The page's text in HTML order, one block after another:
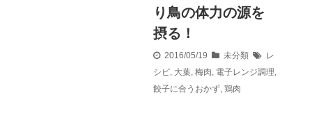
り鳥の体力の源を
摂る！
2016/05/19 未分類
レ
シピ 大葉 梅肉 電子レンジ調理
餃子に合うおかず 鶏肉